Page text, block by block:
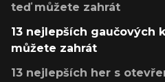
teď můžete zahrát
13 nejlepších gaučových
můžete zahrát
13 nejlepších her s